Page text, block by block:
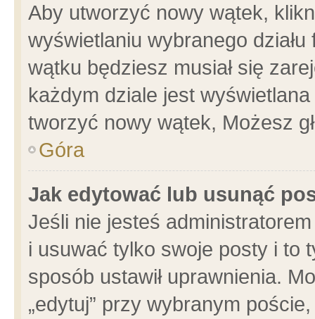
Aby utworzyć nowy wątek,
wyświetlaniu wybranego
wątku będziesz musiał się
każdym dziale jest
tworzyć nowy wątek, Możesz
Góra
Jak edytować lub usunąć
Jeśli nie jesteś
i usuwać tylko swoje posty i to
sposób ustawił uprawnienia.
„edytuj” przy wybranym